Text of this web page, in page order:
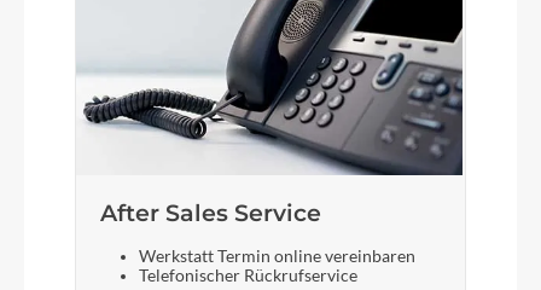
After Sales Service
Werkstatt Termin online vereinbaren
Telefonischer Rückrufservice